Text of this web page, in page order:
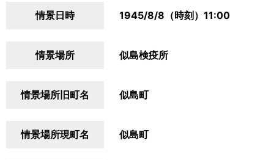
情景日時 1945/8/8（時刻）11:00
情景場所 似島検疫所
情景場所旧町名 似島町
情景場所現町名 似島町